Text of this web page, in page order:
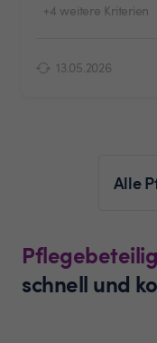
+4 weitere Kriterien
13.05.2026
Alle
schnell und